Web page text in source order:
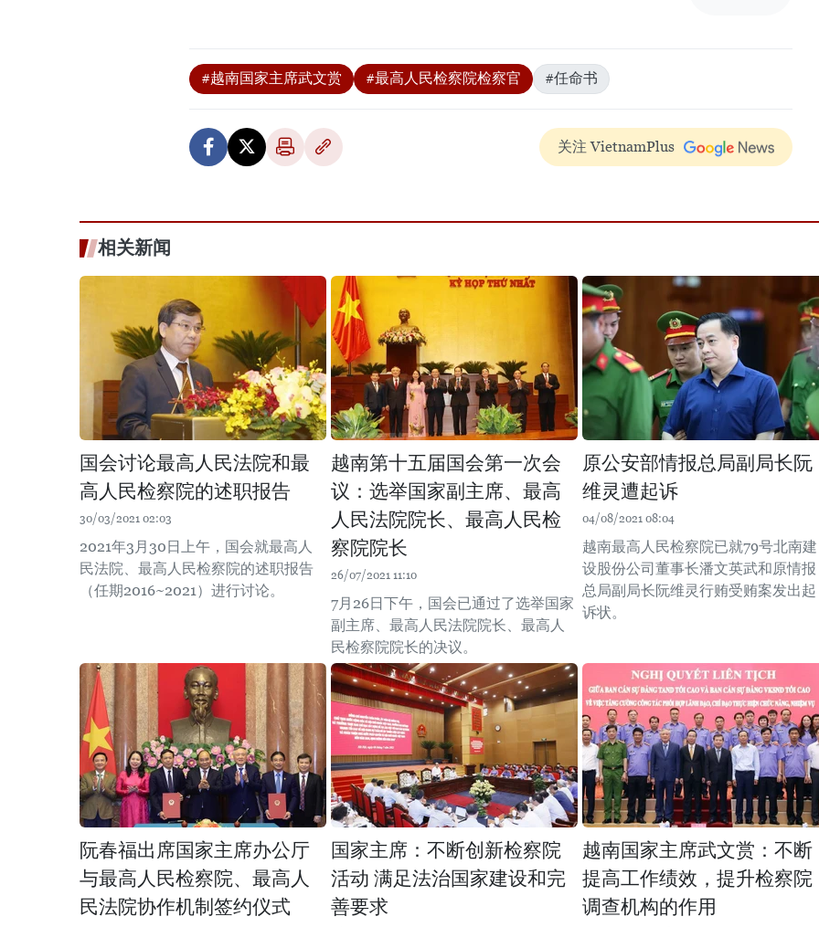
#越南国家主席武文赏 #最高人民检察院检察官 #任命书
关注 VietnamPlus
相关新闻
国会讨论最高人民法院和最
高人民检察院的述职报告
30/03/2021 02:03
2021年3月30日上午，国会就最高人
民法院、最高人民检察院的述职报告
（任期2016~2021）进行讨论。
越南第十五届国会第一次会
议：选举国家副主席、最高
人民法院院长、最高人民检
察院院长
26/07/2021 11:10
7月26日下午，国会已通过了选举国家
副主席、最高人民法院院长、最高人
民检察院院长的决议。
原公安部情报总局副局长阮
维灵遭起诉
04/08/2021 08:04
越南最高人民检察院已就79号北南建
设股份公司董事长潘文英武和原情报
总局副局长阮维灵行贿受贿案发出起
诉状。
阮春福出席国家主席办公厅
与最高人民检察院、最高人
民法院协作机制签约仪式
国家主席：不断创新检察院
活动 满足法治国家建设和完
善要求
越南国家主席武文赏：不断
提高工作绩效，提升检察院
调查机构的作用